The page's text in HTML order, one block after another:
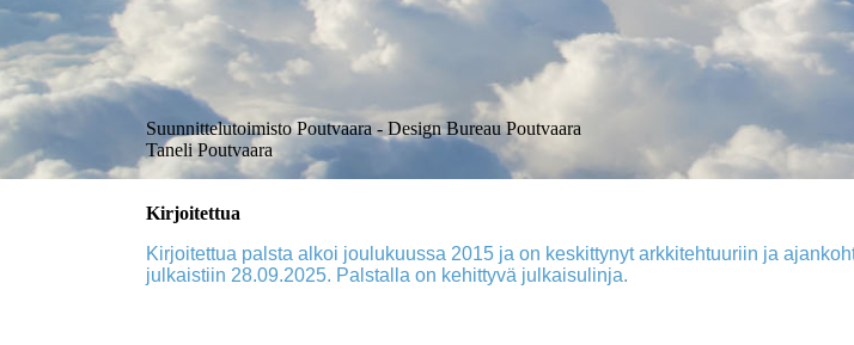
Suunnittelutoimisto Poutvaara - Design Bureau Poutvaara
Taneli Poutvaara
Kirjoitettua
Kirjoitettua palsta alkoi joulukuussa 2015 ja on keskittynyt arkkitehtuuriin ja
julkaistiin 28.09.2025. Palstalla on kehittyvä julkaisulinja.